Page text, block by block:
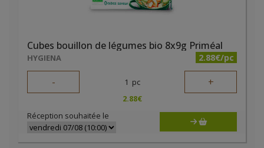
Cubes bouillon de légumes bio 8x9g Priméal
HYGIENA 2.88€/pc
- 1 pc +
2.88€
Réception souhaitée le